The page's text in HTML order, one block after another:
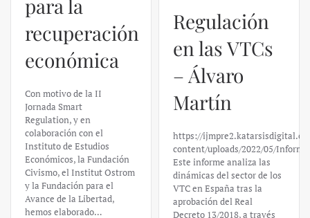
para la
recuperación
económica
Con motivo de la II
Jornada Smart
Regulation, y en
colaboración con el
Instituto de Estudios
Económicos, la Fundación
Civismo, el Institut Ostrom
y la Fundación para el
Avance de la Libertad,
hemos elaborado…
Martín
https://
content/uploads/2022/05/
Este informe analiza las
dinámicas del sector de los
aprobación del Real
Decreto 13/2018, a través
del…
LEER MÁS…